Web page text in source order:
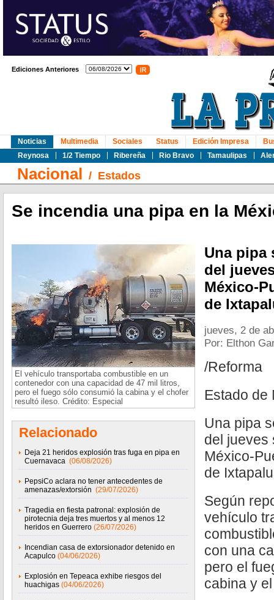
Ediciones Anteriores
Noticias
Reynosa
1/2 Tiempo Ribereña Rio Bravo Tamaulipas
Multimedia Sociales Status Edición Impresa
Nacional / Estados
Se incendia una pipa en la
El vehículo transportaba combustible en un
contenedor con una capacidad de 47 mil litros,
pero el fuego sólo consumió la cabina y el chofer
resultó ileso. Crédito: Especial
Relacionado
Deja 21 heridos explosión tras fuga en pipa en
Cuernavaca (06/08/2026)
PepsiCo aclara no tener antecedentes de
amenazas/extorsión (29/07/2026)
Tragedia en fiesta patronal: explosión de
pirotecnia deja tres muertos y al menos 12
heridos en Guerrero (26/07/2026)
Incendian casa de extorsionador detenido en
Acapulco (04/06/2026)
Explosión en Tepeaca exhibe riesgos del
huachigas (04/06/2026)
Una pipa
del
México-
de
jueves, 2 de
Por: Elthon
/Reforma
Estado de
Una pipa
del jueves
México-
de
Según
vehículo
con una
pero el
cabina y